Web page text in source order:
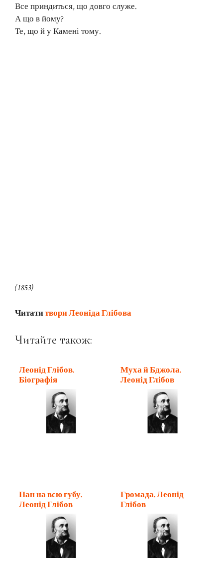
Все приндиться, що довго служе.
А що в йому?
Те, що й у Камені тому.
(1853)
Читатитвори Леоніда Глібова
Читайте також:
Леонід Глібов.
Біографія
Муха й Бджола.
Леонід Глібов
Пан на всю губу.
Леонід Глібов
Громада. Леонід
Глібов